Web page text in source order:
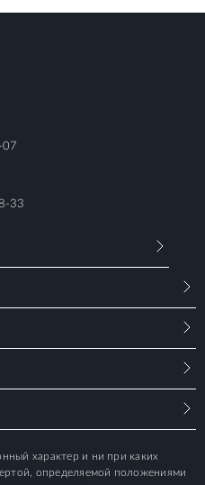
07
33
характер и ни при каких
определяемой положениями